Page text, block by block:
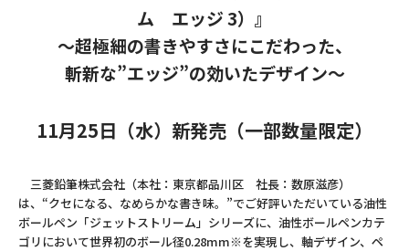
ム エッジ 3）』
～超極細の書きやすさにこだわった、
斬新な”エッジ”の効いたデザイン～
11月25日（水）新発売（一部数量限定）
三菱鉛筆株式会社（本社：東京都品川区 社長：数原滋彦）
は、“クセになる、なめらかな書き味。”でご好評いただいている油性
ボールペン「ジェットストリーム」シリーズに、油性ボールペンカテ
ゴリにおいて世界初のボール径0.28mm※を実現し、軸デザイン、ペ